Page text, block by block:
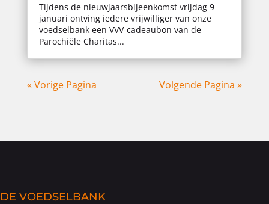
Tijdens de nieuwjaarsbijeenkomst vrijdag 9
januari ontving iedere vrijwilliger van onze
voedselbank een VVV-cadeaubon van de
Parochiële Charitas...
« Vorige Pagina Volgende Pagina »
DE VOEDSELBANK